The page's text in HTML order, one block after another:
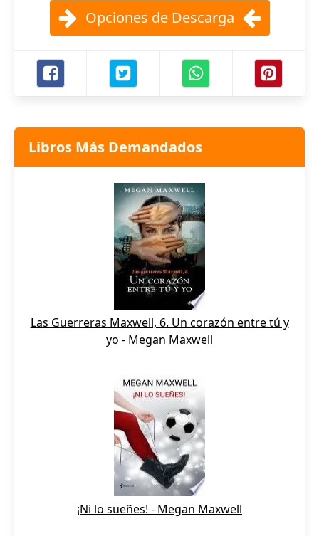
Opciones de Descarga
Libros Más Demandados
Las Guerreras Maxwell, 6. Un corazón entre tú y
yo - Megan Maxwell
¡Ni lo sueñes! - Megan Maxwell